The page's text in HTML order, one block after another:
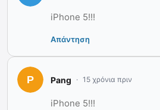
iPhone 5!!!
Απάντηση
Pang 15 χρόνια πριν
iPhone 5!!!